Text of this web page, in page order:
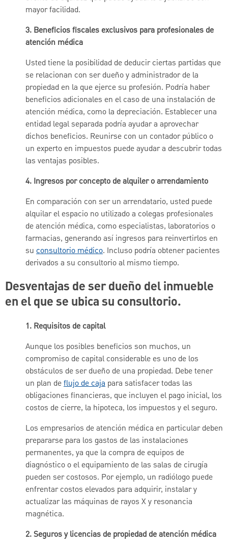
mayor facilidad.
3. Beneficios fiscales exclusivos para profesionales de
atención médica
Usted tiene la posibilidad de deducir ciertas partidas que
se relacionan con ser dueño y administrador de la
propiedad en la que ejerce su profesión. Podría haber
beneficios adicionales en el caso de una instalación de
atención médica, como la depreciación. Establecer una
entidad legal separada podría ayudar a aprovechar
dichos beneficios. Reunirse con un contador público o
un experto en impuestos puede ayudar a descubrir todas
las ventajas posibles.
4. Ingresos por concepto de alquiler o arrendamiento
En comparación con ser un arrendatario, usted puede
alquilar el espacio no utilizado a colegas profesionales
de atención médica, como especialistas, laboratorios o
farmacias, generando así ingresos para reinvertirlos en
su consultorio médico. Incluso podría obtener pacientes
derivados a su consultorio al mismo tiempo.
Desventajas de ser dueño del inmueble
en el que se ubica su consultorio.
1. Requisitos de capital
Aunque los posibles beneficios son muchos, un
compromiso de capital considerable es uno de los
obstáculos de ser dueño de una propiedad. Debe tener
un plan deflujo de caja para satisfacer todas las
obligaciones financieras, que incluyen el pago inicial, los
costos de cierre, la hipoteca, los impuestos y el seguro.
Los empresarios de atención médica en particular deben
prepararse para los gastos de las instalaciones
permanentes, ya que la compra de equipos de
diagnóstico o el equipamiento de las salas de cirugía
pueden ser costosos. Por ejemplo, un radiólogo puede
enfrentar costos elevados para adquirir, instalar y
actualizar las máquinas de rayos X y resonancia
magnética.
2.Seguros y licencias de propiedad de atención médica